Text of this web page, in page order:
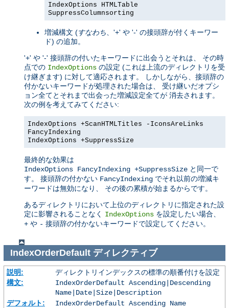
IndexOptions HTMLTable
SuppressColumnsorting
増減構文 (すなわち 、'+' や '-' の接頭辞が付くキーワー
ド) の追加。
'+' や '-' 接頭辞の付いたキーワードに出会うとそれは、 その時
点での IndexOptions の設定 (これは上流のディレクトリを受
け継ぎます) に対して適応されます。 しかしながら、接頭辞の
付かないキーワードが処理された場合は、 受け継いだオプシ
ョン全てとそれまで出会った増減設定全てが 消去されます。
次の例を考えてみてください:
IndexOptions +ScanHTMLTitles -IconsAreLinks
FancyIndexing
IndexOptions +SuppressSize
最終的な効果は
IndexOptions FancyIndexing +SuppressSize と同一で
す。 接頭辞の付かない FancyIndexing でそれ以前の増減キ
ーワードは無効になり、 その後の累積が始まるからです。
あるディレクトリにおいて上位のディレクトリに指定された設
定に影響されることなく IndexOptions を設定したい場合、
+ や - 接頭辞の付かないキーワードで設定してください。
IndexOrderDefaultディレクティブ
説明:
ディレクトリインデックスの標準の順番付けを設定
構文:
IndexOrderDefault Ascending|Descending
Name|Date|Size|Description
デフォルト:
IndexOrderDefault Ascending Name